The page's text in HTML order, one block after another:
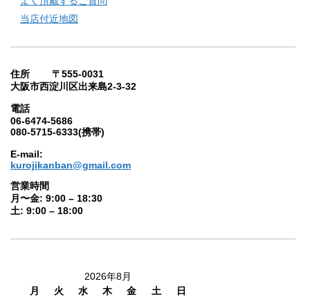
当店付近地図
住所 〒555-0031
大阪市西淀川区出来島2-3-32
電話
06-6474-5686
080-5715-6333(携帯)
E-mail:
kurojikanban@gmail.com
営業時間
月〜金: 9:00 – 18:30
土: 9:00 – 18:00
2026年8月
月
火 水 木 金 土
日